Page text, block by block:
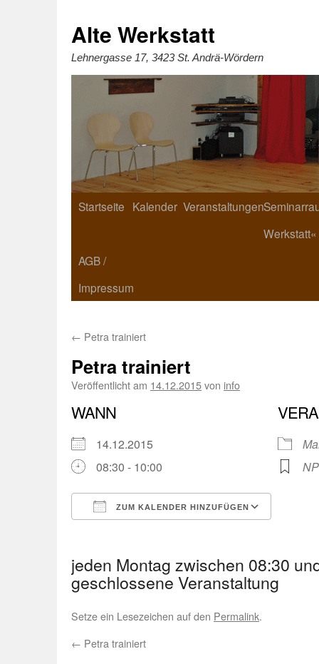
Alte Werkstatt
Lehnergasse 17, 3423 St. Andrä-Wördern
Startseite Kalender Veranstaltungen
Werkstatt«
AGB /
Impressum
← Petra trainiert
Petra trainiert
Veröffentlicht am 14.12.2015von info
WANN
14.12.2015
08:30 - 10:00
ZUM KALENDER HINZUFÜGEN
NP
jeden Montag zwischen 08:30
geschlossene Veranstaltung
Setze ein Lesezeichen auf den Permalink.
← Petra trainiert